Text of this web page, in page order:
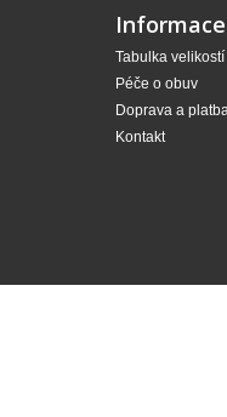
Informace
Tabulka velikostí
Péče o obuv
Doprava a
Kontakt